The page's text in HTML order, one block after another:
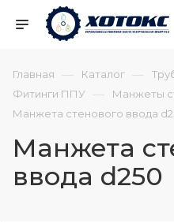
Главная — Каталог —
Фитинги ППУ — Манжеты
Манжета стенового ввода
Манжета
ввода d250